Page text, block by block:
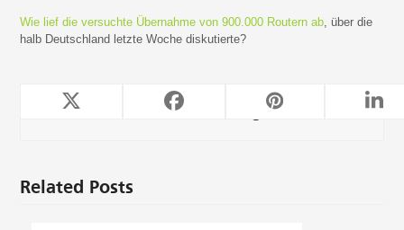
Wie lief die versuchte Übernahme von 900.000 Routern ab, über die
halb Deutschland letzte Woche diskutierte?
TeleForwarding
Related Posts